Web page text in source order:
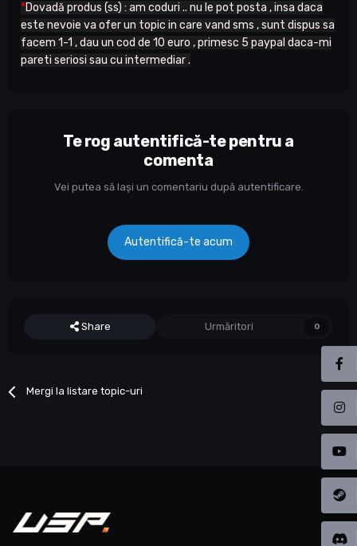
*Dovadă produs (ss) : am coduri .. nu le pot posta , insa daca
este nevoie va ofer un topic in care vand sms , sunt dispus sa
facem 1-1 , dau un cod de 10 euro , primesc 5 paypal daca-mi
pareti seriosi sau cu intermediar .
Te rog autentifică-te pentru a
comenta
Vei putea să lași un comentariu după autentificare.
Autentifică-te acum
Share Urmăritori 0
Mergi la listare topic-uri